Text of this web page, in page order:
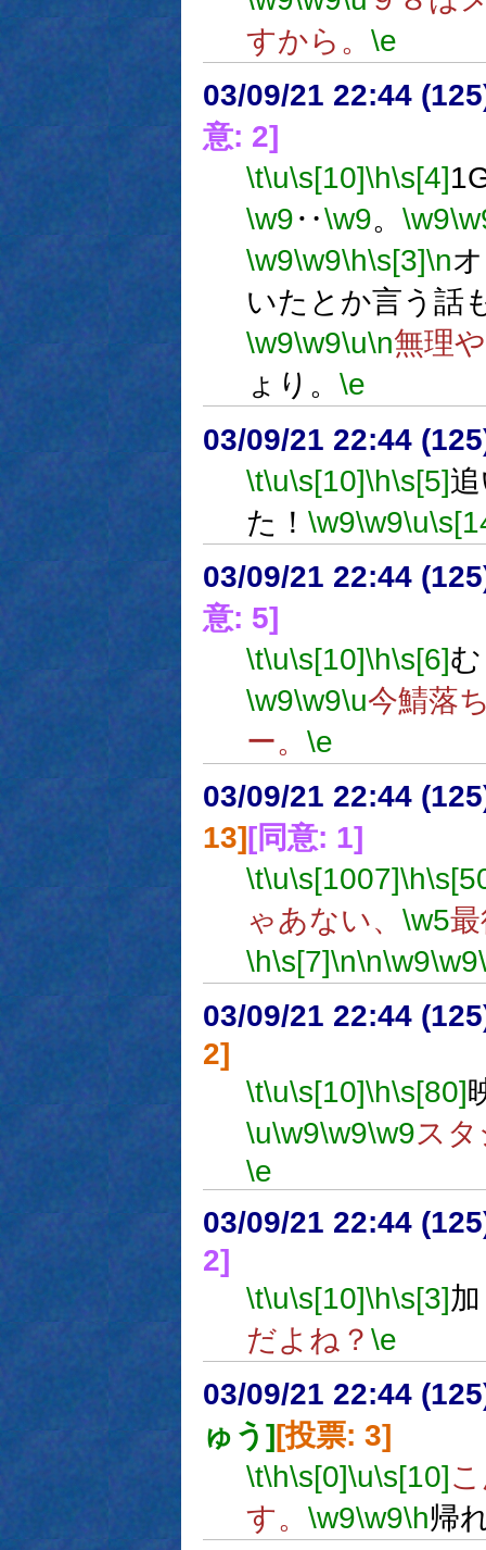
すから。 \e
03/09/21 22:44
意: 2]
\t\u\s[10]\h\s[4]
\w9‥\w9。 \w9
\w9\w9\h\s[3]\n
いたとか言う話
\w9\w9\u\n無理
ょり。 \e
03/09/21 22:44
\t\u\s[10]\h\s[5]
た！ \w9\w9\u
03/09/21 22:44
意: 5]
\t\u\s[10]\h\s[6]
\w9\w9\u今鯖落
ー。 \e
03/09/21 22:44
13][同意: 1]
\t\u\s[1007]\h
ゃあない、 \w5
\h\s[7]\n\n\w9\w9
03/09/21 22:44
2]
\t\u\s[10]\h\s[80]
\u\w9\w9\w9ス
\e
03/09/21 22:44
2]
\t\u\s[10]\h\s[3]
だよね？ \e
03/09/21 22:44
ゅう] [投票: 3]
\t\h\s[0]\u\s[10]
す。 \w9\w9\h帰